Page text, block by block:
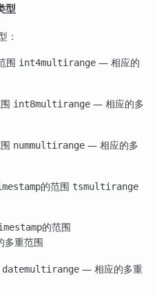
型
：
围 int4multirange — 相应的
int8multirange — 相应的多
nummultirange — 相应的多
的范围 tsmultirange
的范围
重范围
datemultirange — 相应的多重